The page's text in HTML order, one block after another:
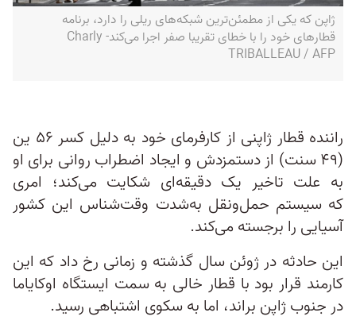
ژاپن که یکی از مطمئن‌ترین شبکه‌های ریلی را دارد، برنامه
قطارهای خود را با خطای تقریبا صفر اجرا می‌کند- Charly
TRIBALLEAU / AFP
راننده قطار ژاپنی از کارفرمای خود به دلیل کسر ۵۶ ین
(۴۹ سنت) از دستمزدش و ایجاد اضطراب روانی برای او
به علت تاخیر یک دقیقه‌ای شکایت می‌کند؛ امری
که سیستم حمل‌و‌نقل به‌شدت وقت‌شناس این کشور
آسیایی را برجسته می‌کند.
این حادثه در ژوئن سال گذشته و زمانی رخ داد که این
کارمند قرار بود با قطار خالی به سمت ایستگاه اوکایاما
در جنوب ژاپن براند، اما به سکوی اشتباهی رسید.